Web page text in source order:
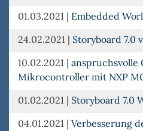
01.03.2021 | Embedded
24.02.2021 | Storyboard 7.0
10.02.2021 | anspruchsvolle
Mikrocontroller mit NXP
01.02.2021 | Storyboard 7.0
04.01.2021 | Verbesserung